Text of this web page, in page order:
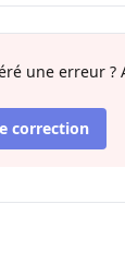
une erreur
correction